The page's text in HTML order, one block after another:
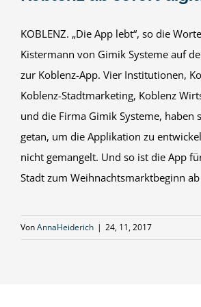
KOBLENZ. „Die App lebt“, so die
Kistermann von Gimik Systeme auf
zur Koblenz-App. Vier Institutionen,
Koblenz-Stadtmarketing, Koblenz
und die Firma Gimik Systeme, haben
getan, um die Applikation zu
nicht gemangelt. Und so ist die App
Stadt zum Weihnachtsmarktbeginn
VonAnnaHeiderich | 24, 11, 2017